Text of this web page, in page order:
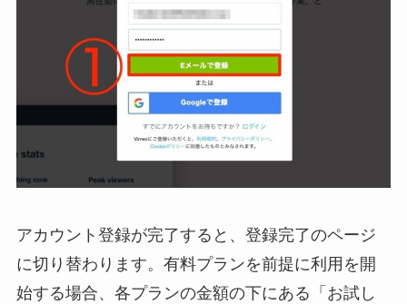
アカウント登録が完了すると、登録完了のページ
に切り替わります。有料プランを前提に利用を開
始する場合、各プランの金額の下にある「お試し